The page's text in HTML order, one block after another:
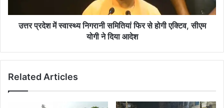
होगी
एक्टिव,
आदेश
उत्तर प्रदेश में स्वास्थ्य निगरानी समितियां फिर से होगी एक्टिव, सीएम
योगी ने दिया आदेश
Related Articles